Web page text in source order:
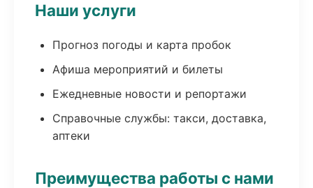
Наши услуги
Прогноз погоды и карта пробок
Афиша мероприятий и билеты
Ежедневные новости и репортажи
Справочные службы: такси, доставка,
аптеки
Преимущества работы с нами